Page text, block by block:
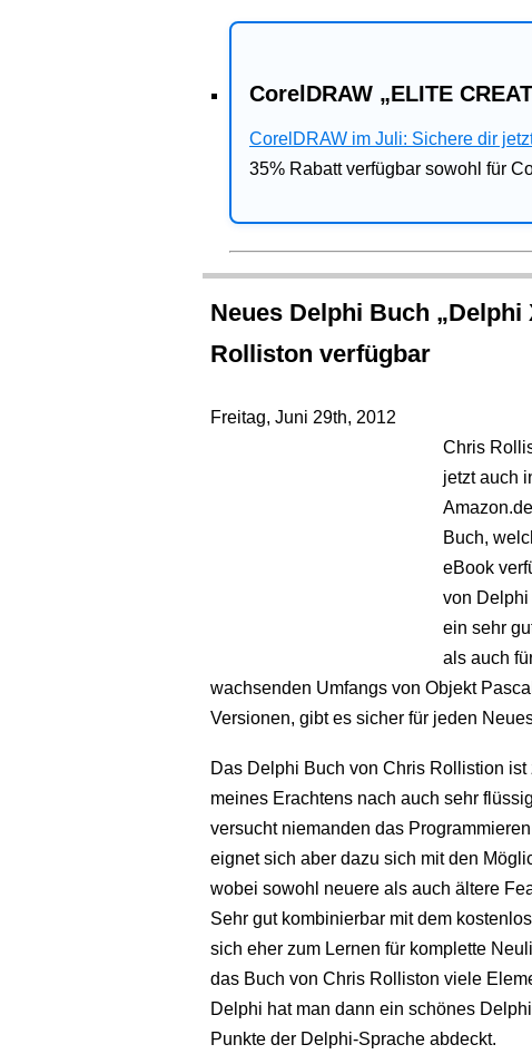
CorelDRAW „ELITE
CorelDRAW im Juli: Sichere dir
35% Rabatt verfügbar sowohl für
Neues Delphi Buch
Rolliston verfügbar
Freitag, Juni 29th, 2012
Chris
jetzt auch
Buch,
eBook
von
ein sehr
als auch
wachsenden Umfangs von Objekt
Versionen, gibt es sicher für jeden
Das Delphi Buch von Chris Rollistion
meines Erachtens nach auch sehr
versucht niemanden das
eignet sich aber dazu sich mit den
wobei sowohl neuere als auch ältere
Sehr gut kombinierbar mit dem
sich eher zum Lernen für komplette
das Buch von Chris Rolliston viele
Delphi hat man dann ein schönes
Punkte der Delphi-Sprache abdeckt.